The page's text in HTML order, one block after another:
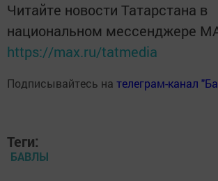
Читайте новости Татарстана в
национальном мессенджере
https://max.ru/tatmedia
Подписывайтесь на телеграм-канал
Теги:
БАВЛЫ